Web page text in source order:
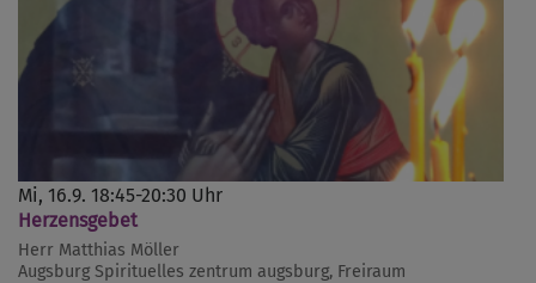
Mi, 16.9. 18:45-20:30 Uhr
Herzensgebet
Herr Matthias Möller
Augsburg Spirituelles zentrum augsburg, Freiraum